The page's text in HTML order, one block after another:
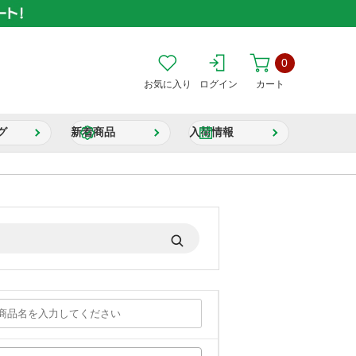
お気に入り ログイン カート
0
新着商品 入荷情報